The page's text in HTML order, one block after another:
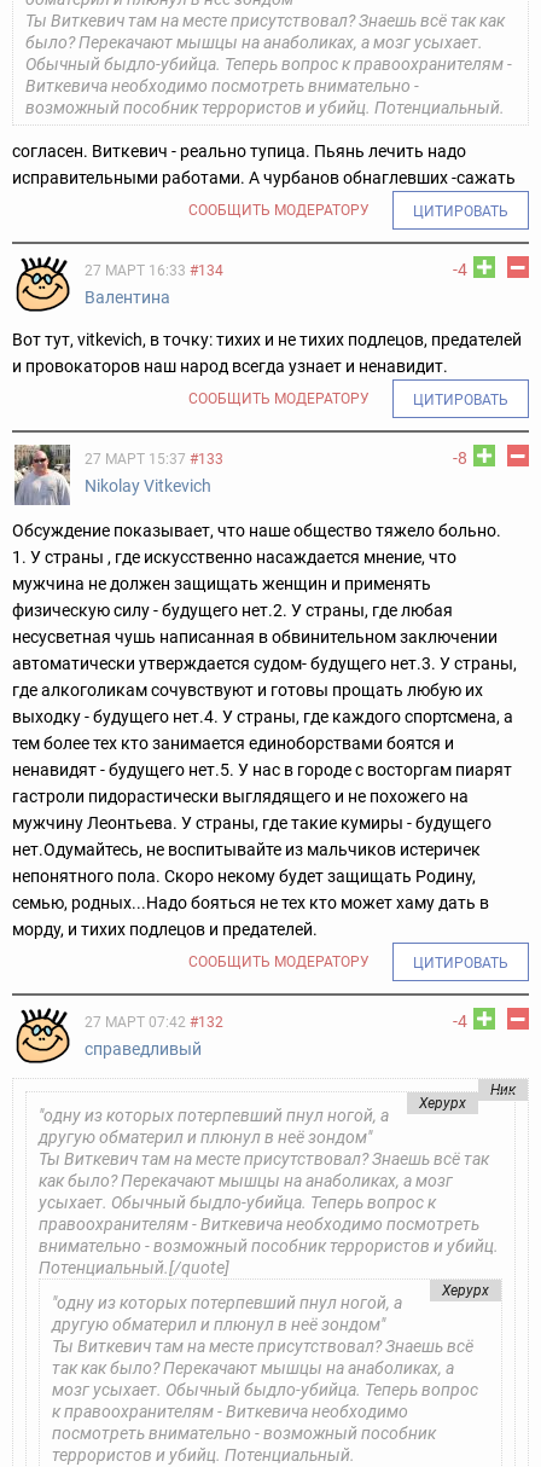
Ты Виткевич там на месте присутствовал? Знаешь всё так как
было?Перекачают мышцы на анаболиках, а мозг усыхает.
Обычный быдло-убийца. Теперь вопрос к правоохранителям -
Виткевича необходимо посмотреть внимательно -
возможный пособник террористов и убийц. Потенциальный.
согласен. Виткевич - реально тупица. Пьянь лечить надо
исправительными работами. А чурбанов обнаглевших -сажать
СООБЩИТЬ МОДЕРАТОРУ ЦИТИРОВАТЬ
-4
27 МАРТ 16:33 #134
Валентина
Вот тут, vitkevich, в точку: тихих и не тихих подлецов, предателей
и провокаторов наш народ всегда узнает и ненавидит.
СООБЩИТЬ МОДЕРАТОРУ ЦИТИРОВАТЬ
-8
27 МАРТ 15:37 #133
Nikolay Vitkevich
Обсуждение показывает, что наше общество тяжело больно.
1. У страны , где искусственно насаждается мнение, что
мужчина не должен защищать женщин и применять
физическую силу - будущего нет.2. У страны, где любая
несусветная чушь написанная в обвинительном заключении
автоматически утверждается судом- будущего нет.3. У страны,
где алкоголикам сочувствуют и готовы прощать любую их
выходку - будущего нет.4. У страны, где каждого спортсмена, а
тем более тех кто занимается единоборствами боятся и
ненавидят - будущего нет.5. У нас в городе с восторгам пиарят
гастроли пидорастически выглядящего и не похожего на
мужчину Леонтьева. У страны, где такие кумиры - будущего
нет.Одумайтесь, не воспитывайте из мальчиков истеричек
непонятного пола. Скоро некому будет защищать Родину,
семью, родных...Надо бояться не тех кто может хаму дать в
морду, и тихих подлецов и предателей.
СООБЩИТЬ МОДЕРАТОРУ ЦИТИРОВАТЬ
-4
27 МАРТ 07:42 #132
справедливый
Ник
Херурх
"одну из которых потерпевший пнул ногой, а
другую обматерил и плюнул в неё зондом"
Ты Виткевич там на месте присутствовал? Знаешь всё так
как было?Перекачают мышцы на анаболиках, а мозг
усыхает. Обычный быдло-убийца. Теперь вопрос к
правоохранителям - Виткевича необходимо посмотреть
внимательно - возможный пособник террористов и убийц.
Потенциальный.[/quote]
Херурх
"одну из которых потерпевший пнул ногой, а
другую обматерил и плюнул в неё зондом"
Ты Виткевич там на месте присутствовал? Знаешь всё
так как было?Перекачают мышцы на анаболиках, а
мозг усыхает. Обычный быдло-убийца. Теперь вопрос
к правоохранителям - Виткевича необходимо
посмотреть внимательно - возможный пособник
террористов и убийц. Потенциальный.